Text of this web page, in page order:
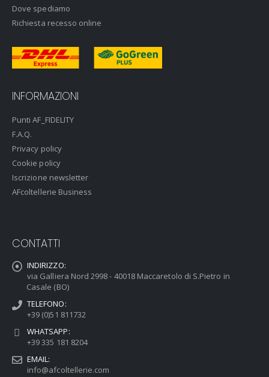
Dove spediamo
Richiesta recesso online
INFORMAZIONI
Punti AF_FIDELITY
F.A.Q.
Privacy policy
Cookie policy
Iscrizione newsletter
AFcoltellerie Business
CONTATTI
INDIRIZZO:
via Galliera Nord 2998 - 40018 Maccaretolo di S.Pietro in
Casale (BO)
TELEFONO:
+39 (0)51 811732
WHATSAPP:
+39 335 181 8204
EMAIL:
info@afcoltellerie.com